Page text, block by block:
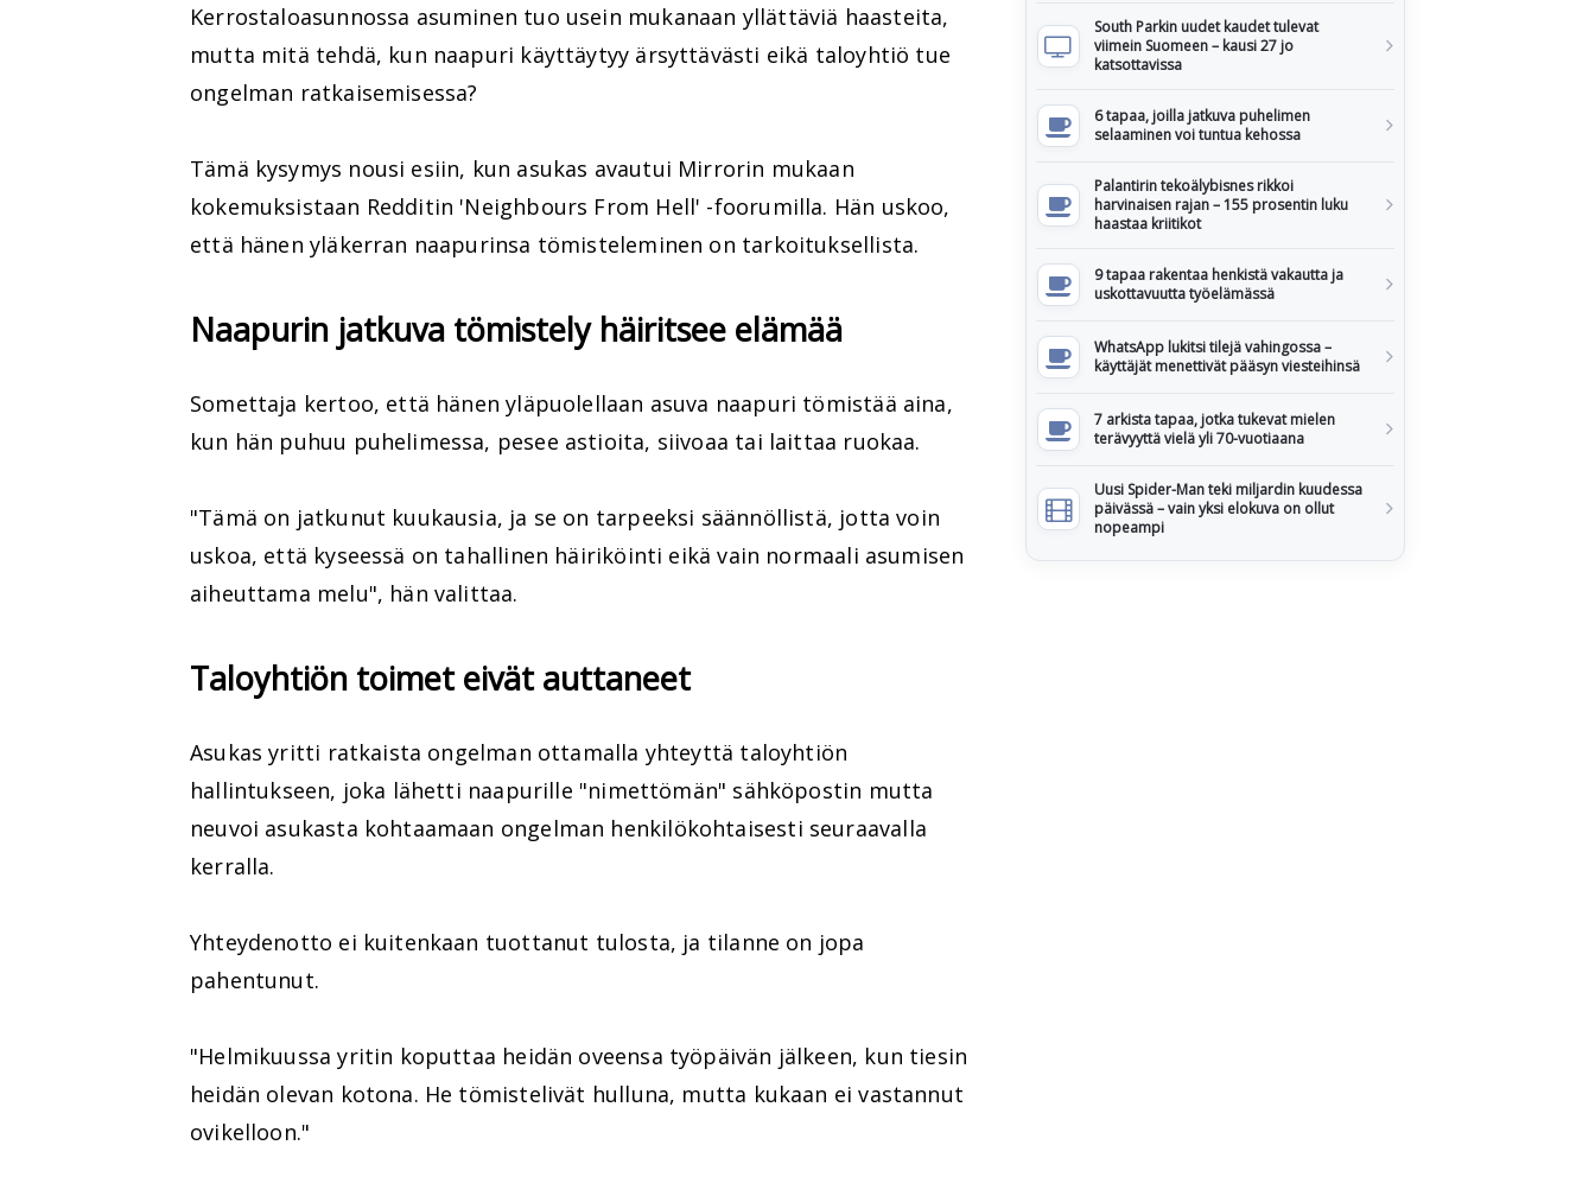
Kerrostaloasunnossa asuminen tuo usein mukanaan yllättäviä haasteita,
mutta mitä tehdä, kun naapuri käyttäytyy ärsyttävästi eikä taloyhtiö tue
ongelman ratkaisemisessa?
Tämä kysymys nousi esiin, kun asukas avautui Mirrorin mukaan
kokemuksistaan Redditin 'Neighbours From Hell' -foorumilla. Hän uskoo,
että hänen yläkerran naapurinsa tömisteleminen on tarkoituksellista.
Naapurin jatkuva tömistely häiritsee elämää
Somettaja kertoo, että hänen yläpuolellaan asuva naapuri tömistää aina,
kun hän puhuu puhelimessa, pesee astioita, siivoaa tai laittaa ruokaa.
"Tämä on jatkunut kuukausia, ja se on tarpeeksi säännöllistä, jotta voin
uskoa, että kyseessä on tahallinen häiriköinti eikä vain normaali asumisen
aiheuttama melu", hän valittaa.
Taloyhtiön toimet eivät auttaneet
Asukas yritti ratkaista ongelman ottamalla yhteyttä taloyhtiön
hallintukseen, joka lähetti naapurille "nimettömän" sähköpostin mutta
neuvoi asukasta kohtaamaan ongelman henkilökohtaisesti seuraavalla
kerralla.
Yhteydenotto ei kuitenkaan tuottanut tulosta, ja tilanne on jopa
pahentunut.
"Helmikuussa yritin koputtaa heidän oveensa työpäivän jälkeen, kun tiesin
heidän olevan kotona. He tömistelivät hulluna, mutta kukaan ei vastannut
ovikelloon."
South Parkin uudet kaudet tulevat
viimein Suomeen – kausi 27 jo
katsottavissa
6 tapaa, joilla jatkuva puhelimen
selaaminen voi tuntua kehossa
Palantirin tekoälybisnes rikkoi
harvinaisen rajan – 155 prosentin luku
haastaa kriitikot
9 tapaa rakentaa henkistä vakautta ja
uskottavuutta työelämässä
WhatsApp lukitsi tilejä vahingossa –
käyttäjät menettivät pääsyn viesteihinsä
7 arkista tapaa, jotka tukevat mielen
terävyyttä vielä yli 70-vuotiaana
Uusi Spider-Man teki miljardin kuudessa
päivässä – vain yksi elokuva on ollut
nopeampi